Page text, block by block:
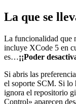
La que se
La funcionalidad que
incluye XCode 5 en
es…¡¡Poder
Si abris las
el soporte SCM. Si lo
ignora el repositorio
Control» aparecen